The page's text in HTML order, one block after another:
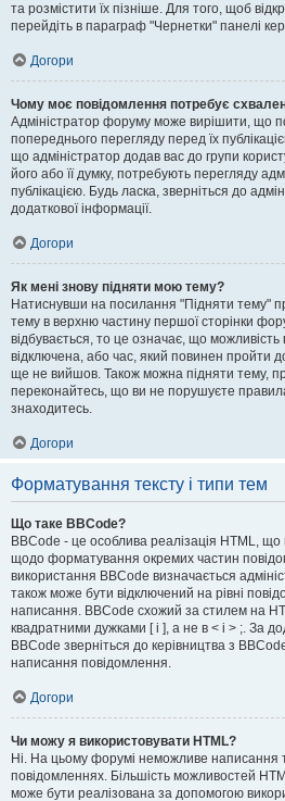
та розмістити їх пізніше. Для того, щоб
перейдіть в параграф "Чернетки" панелі
Догори
Чому моє повідомлення потребує
Адміністратор форуму може вирішити, що
попереднього перегляду перед їх
що адміністратор додав вас до групи
його або її думку, потребують перегляду
публікацією. Будь ласка, зверніться до
додаткової інформації.
Догори
Як мені знову підняти мою тему?
Натиснувши на посилання "Підняти тему"
тему в верхню частину першої сторінки
відбувається, то це означає, що можливість
відключена, або час, який повинен пройти
ще не вийшов. Також можна підняти тему,
переконайтесь, що ви не порушуєте
знаходитесь.
Догори
Форматування тексту і типи тем
Що таке BBCode?
BBCode - це особлива реалізація HTML, що
щодо форматування окремих частин
використання BBCode визначається
також може бути відключений на рівні
написання. BBCode схожий за стилем на
квадратними дужками [ і ], а не в < і > ;. За
BBCode зверніться до керівництва з
написання повідомлення.
Догори
Чи можу я використовувати HTML?
Ні. На цьому форумі неможливе написання
повідомленнях. Більшість можливостей
може бути реалізована за допомогою